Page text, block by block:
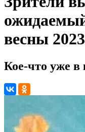
весны 2023
Кое-что уже в